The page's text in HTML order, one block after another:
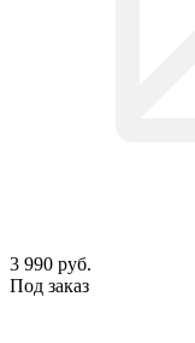
3 990 руб.
Под заказ